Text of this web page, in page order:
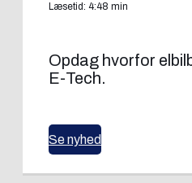
Læsetid: 4:48 min
Opdag hvorfor
E-Tech.
Se nyhed